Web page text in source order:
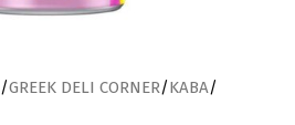
/GREEK DELI CORNER/ΚΑΒΑ/